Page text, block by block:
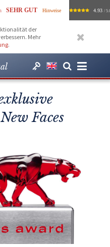
SEHR GUT Hinweise 4.93 /
der
Mehr
.
Faces